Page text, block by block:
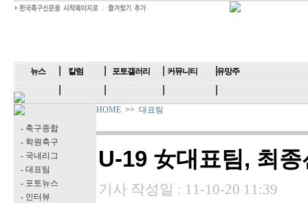
뉴스 칼럼 포토갤러리 커뮤니티 유망주
- 축구종합
- 학원축구
- 국내리그
- 대표팀
- 포토뉴스
- 인터뷰
HOME >> 대표팀
U-19 女대표팀, 최
기사 작성일 : 11-10-20 11:39